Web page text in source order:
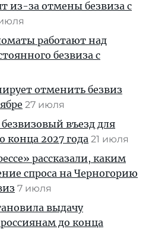
из-за отмены безвиза с
работают над
безвиза с
отменить безвиз
27 июля
въезд для
конца 2027 года 21 июля
рассказали, каким
спроса на Черногорию
7 июля
выдачу
до конца